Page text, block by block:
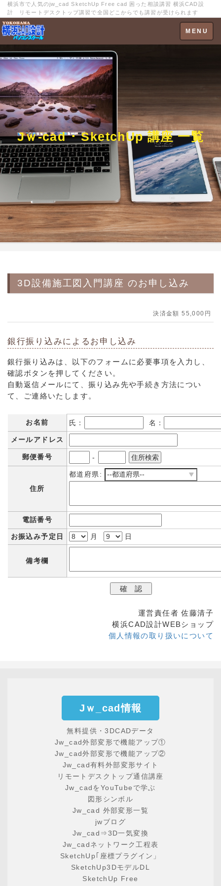
横浜市で人気のjw_cad SketchUp Free cad 困った相談講習 横浜CAD設
計 リモートデスクトップ講習で全国どこからでも講習が受けられます
Toggle
navigation
MENU
Jｗ-cad ･ SketchUp 講座 一覧
3D設備施工図入門講座 のお申し込み
決済金額 55,000円
銀行振り込みによるお申し込み
銀行振り込みは、以下のフォームに必要事項を入力し、
確認ボタンを押してください。
自動返信メールにて、振り込み先や手続き方法につい
て、ご連絡いたします。
お名前 氏： 名：
メールアドレス
郵便番号 -
住所
都道府県:
電話番号
お振込み予定日 月 日
備考欄
運営責任者 佐藤清子
横浜CAD設計WEBショップ
個人情報の取り扱いについて
Jｗ_cad情報
無料提供・3DCADデータ
Jw_cad外部変形で機能アップ①
Jw_cad外部変形で機能アップ②
Jw_cad有料外部変形サイト
リモートデスクトップ通信講座
Jw_cadをYouTubeで学ぶ
図形シンボル
Jw_cad 外部変形一覧
jwブログ
Jw_cad⇒3D一気変換
Jw_cadネットワーク工程表
SketchUp｢座標プラグイン」
SketchUp3DモデルDL
SketchUp Free